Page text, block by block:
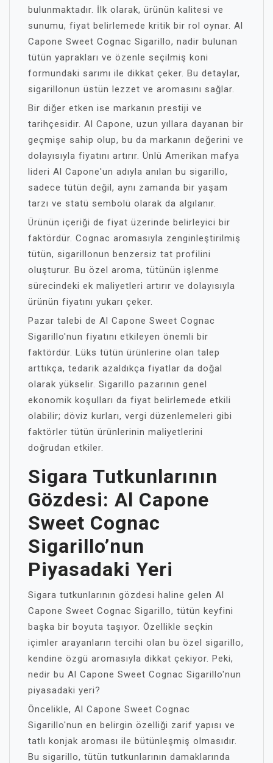
bulunmaktadır. İlk olarak, ürünün kalitesi ve
sunumu, fiyat belirlemede kritik bir rol oynar. Al
Capone Sweet Cognac Sigarillo, nadir bulunan
tütün yaprakları ve özenle seçilmiş koni
formundaki sarımı ile dikkat çeker. Bu detaylar,
sigarillonun üstün lezzet ve aromasını sağlar.
Bir diğer etken ise markanın prestiji ve
tarihçesidir. Al Capone, uzun yıllara dayanan bir
geçmişe sahip olup, bu da markanın değerini ve
dolayısıyla fiyatını artırır. Ünlü Amerikan mafya
lideri Al Capone'un adıyla anılan bu sigarillo,
sadece tütün değil, aynı zamanda bir yaşam
tarzı ve statü sembolü olarak da algılanır.
Ürünün içeriği de fiyat üzerinde belirleyici bir
faktördür. Cognac aromasıyla zenginleştirilmiş
tütün, sigarillonun benzersiz tat profilini
oluşturur. Bu özel aroma, tütünün işlenme
sürecindeki ek maliyetleri artırır ve dolayısıyla
ürünün fiyatını yukarı çeker.
Pazar talebi de Al Capone Sweet Cognac
Sigarillo'nun fiyatını etkileyen önemli bir
faktördür. Lüks tütün ürünlerine olan talep
arttıkça, tedarik azaldıkça fiyatlar da doğal
olarak yükselir. Sigarillo pazarının genel
ekonomik koşulları da fiyat belirlemede etkili
olabilir; döviz kurları, vergi düzenlemeleri gibi
faktörler tütün ürünlerinin maliyetlerini
doğrudan etkiler.
Sigara Tutkunlarının
Gözdesi: Al Capone
Sweet Cognac
Sigarillo’nun
Piyasadaki Yeri
Sigara tutkunlarının gözdesi haline gelen Al
Capone Sweet Cognac Sigarillo, tütün keyfini
başka bir boyuta taşıyor. Özellikle seçkin
içimler arayanların tercihi olan bu özel sigarillo,
kendine özgü aromasıyla dikkat çekiyor. Peki,
nedir bu Al Capone Sweet Cognac Sigarillo'nun
piyasadaki yeri?
Öncelikle, Al Capone Sweet Cognac
Sigarillo'nun en belirgin özelliği zarif yapısı ve
tatlı konjak aroması ile bütünleşmiş olmasıdır.
Bu sigarillo, tütün tutkunlarının damaklarında